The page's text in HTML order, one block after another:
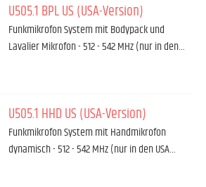
U505.1 BPL US (USA-Version)
Funkmikrofon System mit Bodypack und
Lavalier Mikrofon - 512 - 542 MHz (nur in den…
U505.1 HHD US (USA-Version)
Funkmikrofon System mit Handmikrofon
dynamisch - 512 - 542 MHz (nur in den USA…